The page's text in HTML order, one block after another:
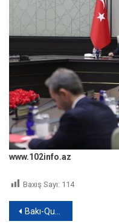
www.102info.az
Baxış Sayı: 114
Yazı
Bakı-Quba yolunda iki yük maşını toqquşdu: Ölən və xəsarət alanlar var – FOTO